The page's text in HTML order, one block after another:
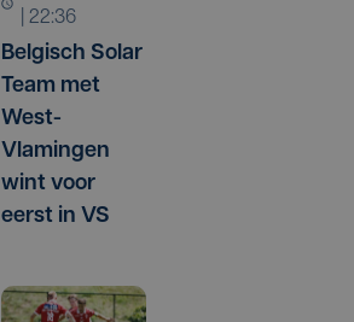
| 22:36
Belgisch Solar
Team met
West-
Vlamingen
wint voor
eerst in VS